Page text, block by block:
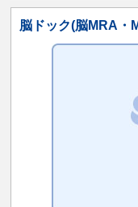
脳ドック(脳MRA・